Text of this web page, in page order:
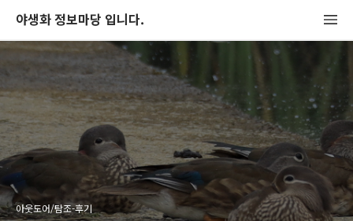
야생화 정보마당 입니다.
아웃도어/탐조-후기